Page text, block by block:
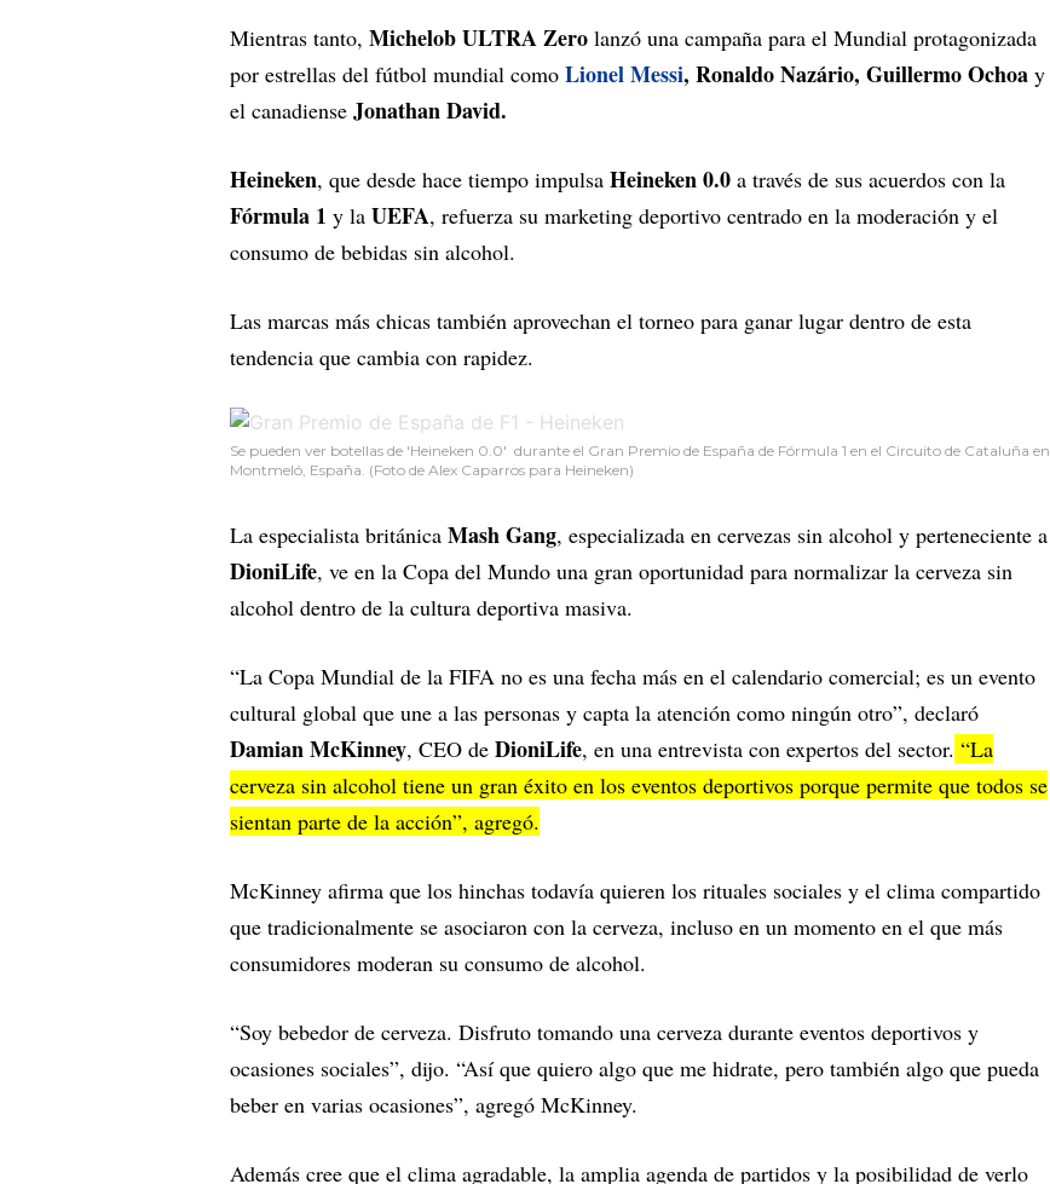
Mientras tanto, Michelob ULTRA Zero lanzó una campaña para el Mundial protagonizada
por estrellas del fútbol mundial como Lionel Messi, Ronaldo Nazário, Guillermo Ochoa y
el canadiense Jonathan David.
Heineken, que desde hace tiempo impulsa Heineken 0.0 a través de sus acuerdos con la
Fórmula 1 y la UEFA, refuerza su marketing deportivo centrado en la moderación y el
consumo de bebidas sin alcohol.
Las marcas más chicas también aprovechan el torneo para ganar lugar dentro de esta
tendencia que cambia con rapidez.
Se pueden ver botellas de 'Heineken 0.0' durante el Gran Premio de España de Fórmula 1 en el Circuito de Cataluña en
Montmeló, España. (Foto de Alex Caparros para Heineken)
La especialista británica Mash Gang, especializada en cervezas sin alcohol y perteneciente a
DioniLife, ve en la Copa del Mundo una gran oportunidad para normalizar la cerveza sin
alcohol dentro de la cultura deportiva masiva.
“La Copa Mundial de la FIFA no es una fecha más en el calendario comercial; es un evento
cultural global que une a las personas y capta la atención como ningún otro”, declaró
Damian McKinney, CEO de DioniLife, en una entrevista con expertos del sector. “La
cerveza sin alcohol tiene un gran éxito en los eventos deportivos porque permite que todos se
sientan parte de la acción”, agregó.
McKinney afirma que los hinchas todavía quieren los rituales sociales y el clima compartido
que tradicionalmente se asociaron con la cerveza, incluso en un momento en el que más
consumidores moderan su consumo de alcohol.
“Soy bebedor de cerveza. Disfruto tomando una cerveza durante eventos deportivos y
ocasiones sociales”, dijo. “Así que quiero algo que me hidrate, pero también algo que pueda
beber en varias ocasiones”, agregó McKinney.
Además cree que el clima agradable, la amplia agenda de partidos y la posibilidad de verlo